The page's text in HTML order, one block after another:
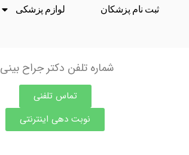
ثبت نام پزشکان لوازم پزشکی
شماره تلفن دکتر جراح بینی
تماس تلفنی
نوبت دهی اینترنتی